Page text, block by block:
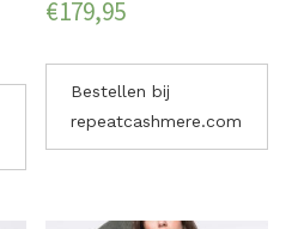
€179,95
Bestellen bij
repeatcashmere.com